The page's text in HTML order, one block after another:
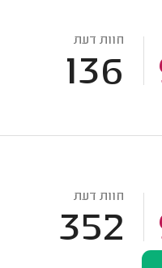
חוות דעת
136
חוות דעת
352